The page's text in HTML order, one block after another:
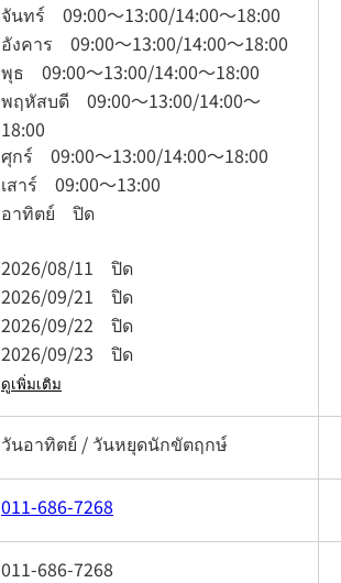
จันทร์ 09:00～13:00/14:00～18:00
อังคาร 09:00～13:00/14:00～18:00
พุธ 09:00～13:00/14:00～18:00
พฤหัสบดี 09:00～13:00/14:00～
18:00
ศุกร์ 09:00～13:00/14:00～18:00
เสาร์ 09:00～13:00
อาทิตย์ ปิด
2026/08/11 ปิด
2026/09/21 ปิด
2026/09/22 ปิด
2026/09/23 ปิด
ดูเพิ่มเติม
วันอาทิตย์ / วันหยุดนักขัตฤกษ์
011-686-7268
011-686-7268